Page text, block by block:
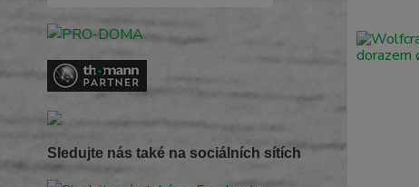
Sledujte nás také na sociálních sítích